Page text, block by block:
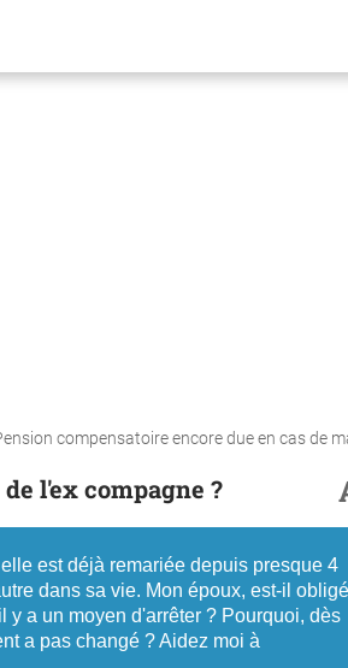
compensatoire encore due en cas de mariage de l'ex
l'ex compagne ?
est déjà remariée depuis presque 4
dans sa vie. Mon époux, est-il obligé
a un moyen d'arrêter ? Pourquoi, dès
a pas changé ? Aidez moi à